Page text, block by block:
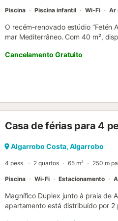
áreas comuns. Está disponível um...
Piscina Piscina infantil Wi-Fi Ar
O recém-renovado estúdio “Fetén
mar Mediterrâneo. Com 40 m²,
acomodando até 4 pessoas. O
videochamadas, Smart TV com
máquina de lavar roupa. Há
acesso a uma área exterior
ao final de outubro), jardim e
disponível na rua. O alojamento é
propriedade segue diretrizes para
podem existir restrições
Cancelamento Gratuito
Casa de férias para 4
Algarrobo Costa, Algarrobo
4 pess. 2 quartos 65 m² 250 m
Piscina Wi-Fi Estacionamento
Magnífico Duplex junto à praia de
apartamento está distribuído por 2